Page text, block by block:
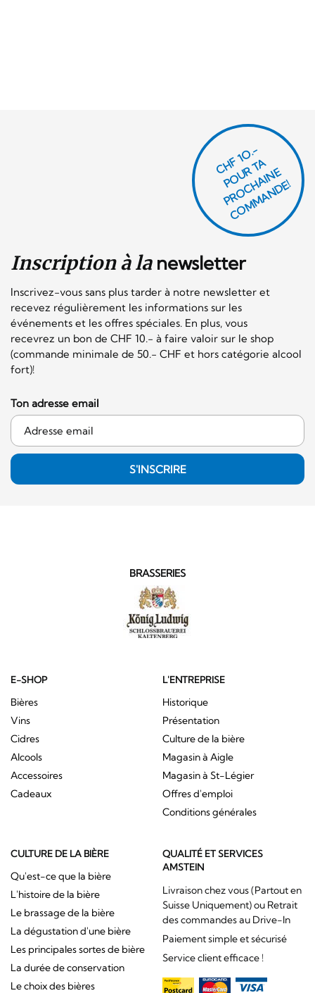
Inscription à lanewsletter
Inscrivez-vous sans plus tarder à notre newsletter et
recevez régulièrement les informations sur les
événements et les offres spéciales. En plus, vous
recevrez un bon de CHF 10.- à faire valoir sur le shop
(commande minimale de 50.- CHF et hors catégorie alcool
fort)!
CHF 1O.-
P
O
U
R
T
A
P
R
O
C
H
AI
N
E
C
O
M
M
A
N
D
E!
Ton adresse email
S'INSCRIRE
BRASSERIES
E-SHOP
Bières
Vins
Cidres
Alcools
Accessoires
Cadeaux
L'ENTREPRISE
Historique
Présentation
Culture de la bière
Magasin à Aigle
Magasin à St-Légier
Offres d'emploi
Conditions générales
CULTURE DE LA BIÈRE
Qu'est-ce que la bière
L'histoire de la bière
Le brassage de la bière
La dégustation d'une bière
Les principales sortes de bière
La durée de conservation
Le choix des bières
QUALITÉ ET SERVICES
AMSTEIN
Livraison chez vous (Partout en
Suisse Uniquement) ou Retrait
des commandes au Drive-In
Paiement simple et sécurisé
Service client efficace !